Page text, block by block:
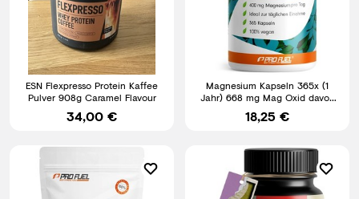
ESN Flexpresso Protein Kaffee
Pulver 908g Caramel Flavour
34,00 €
Magnesium Kapseln 365x (1
Jahr) 668 mg Mag Oxid davon
400 mg elementares
18,25 €